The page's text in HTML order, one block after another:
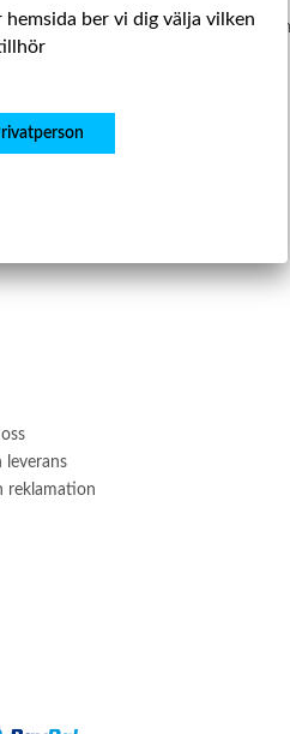
Utförande: Ny kvalitetsprodukt
205 320 01 25
leverans
reklamation
ber vi dig välja vilken